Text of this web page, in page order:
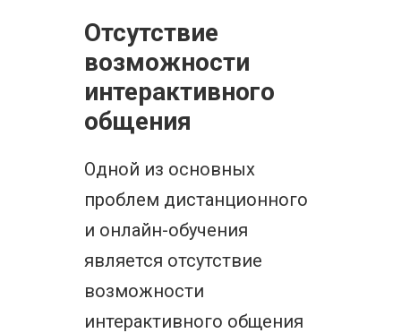
Отсутствие
возможности
интерактивного
общения
Одной из основных
проблем дистанционного
и онлайн-обучения
является отсутствие
возможности
интерактивного общения